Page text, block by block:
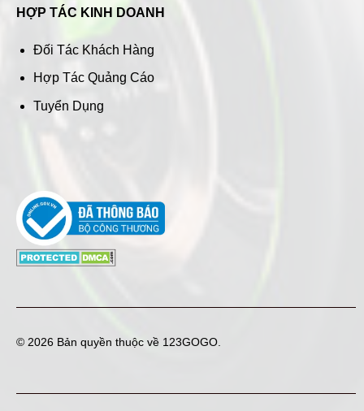
HỢP TÁC KINH DOANH
Đối Tác Khách Hàng
Hợp Tác Quảng Cáo
Tuyển Dụng
© 2026 Bản quyền thuộc về 123GOGO.